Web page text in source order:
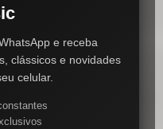
e receba
clássicos e novidades
celular.